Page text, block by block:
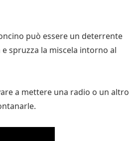
può essere un deterrente
spruzza la miscela intorno al
a mettere una radio o un altro